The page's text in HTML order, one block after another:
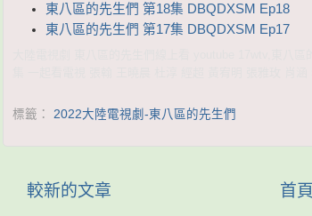
東八區的先生們 第18集 DBQDXSM Ep18
東八區的先生們 第17集 DBQDXSM Ep17
標籤： 2022大陸電視劇-東八區的先生們
較新的文章 首頁